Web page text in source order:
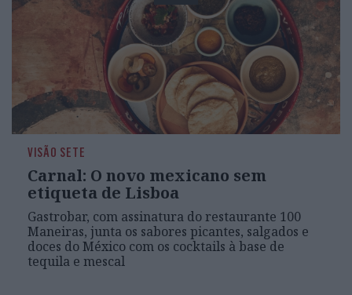
VISÃO SETE
Carnal: O novo mexicano sem
etiqueta de Lisboa
Gastrobar, com assinatura do restaurante 100
Maneiras, junta os sabores picantes, salgados e
doces do México com os cocktails à base de
tequila e mescal